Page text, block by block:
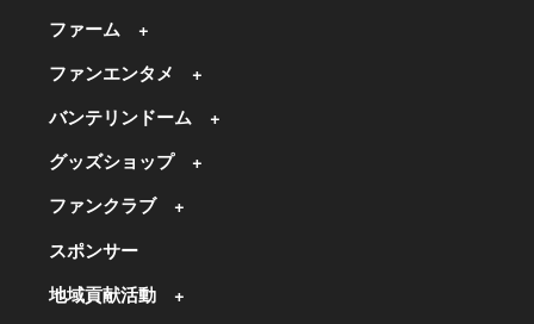
ファーム
ファンエンタメ
バンテリンドーム
グッズショップ
ファンクラブ
スポンサー
地域貢献活動